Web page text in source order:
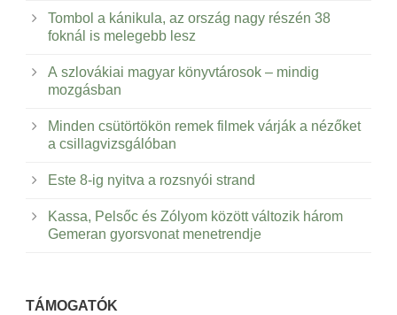
Tombol a kánikula, az ország nagy részén 38
foknál is melegebb lesz
A szlovákiai magyar könyvtárosok – mindig
mozgásban
Minden csütörtökön remek filmek várják a nézőket
a csillagvizsgálóban
Este 8-ig nyitva a rozsnyói strand
Kassa, Pelsőc és Zólyom között változik három
Gemeran gyorsvonat menetrendje
TÁMOGATÓK